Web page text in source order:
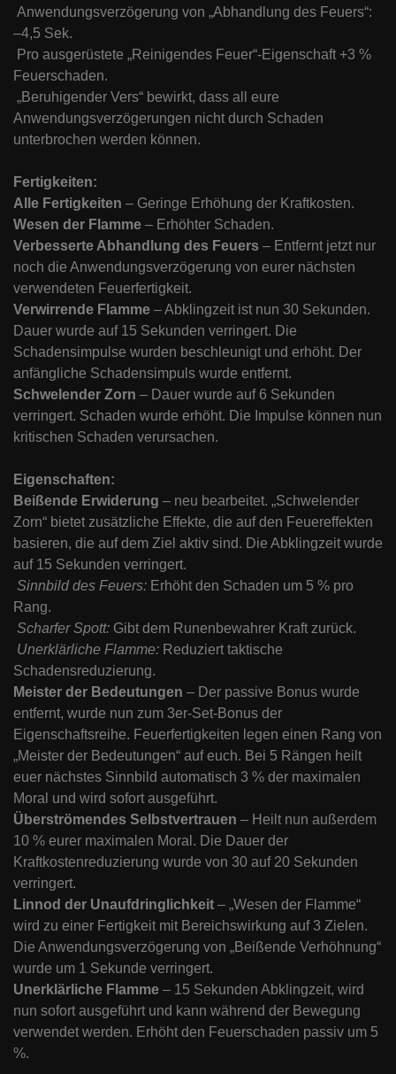
Anwendungsverzögerung von „Abhandlung des Feuers“:
–4,5 Sek.
Pro ausgerüstete „Reinigendes Feuer“-Eigenschaft +3 %
Feuerschaden.
„Beruhigender Vers“ bewirkt, dass all eure
Anwendungsverzögerungen nicht durch Schaden
unterbrochen werden können.
Fertigkeiten:
Alle Fertigkeiten – Geringe Erhöhung der Kraftkosten.
Wesen der Flamme – Erhöhter Schaden.
Verbesserte Abhandlung des Feuers – Entfernt jetzt nur
noch die Anwendungsverzögerung von eurer nächsten
verwendeten Feuerfertigkeit.
Verwirrende Flamme – Abklingzeit ist nun 30 Sekunden.
Dauer wurde auf 15 Sekunden verringert. Die
Schadensimpulse wurden beschleunigt und erhöht. Der
anfängliche Schadensimpuls wurde entfernt.
Schwelender Zorn – Dauer wurde auf 6 Sekunden
verringert. Schaden wurde erhöht. Die Impulse können nun
kritischen Schaden verursachen.
Eigenschaften:
Beißende Erwiderung – neu bearbeitet. „Schwelender
Zorn“ bietet zusätzliche Effekte, die auf den Feuereffekten
basieren, die auf dem Ziel aktiv sind. Die Abklingzeit wurde
auf 15 Sekunden verringert.
Sinnbild des Feuers: Erhöht den Schaden um 5 % pro
Rang.
Scharfer Spott: Gibt dem Runenbewahrer Kraft zurück.
Unerklärliche Flamme: Reduziert taktische
Schadensreduzierung.
Meister der Bedeutungen – Der passive Bonus wurde
entfernt, wurde nun zum 3er-Set-Bonus der
Eigenschaftsreihe. Feuerfertigkeiten legen einen Rang von
„Meister der Bedeutungen“ auf euch. Bei 5 Rängen heilt
euer nächstes Sinnbild automatisch 3 % der maximalen
Moral und wird sofort ausgeführt.
Überströmendes Selbstvertrauen – Heilt nun außerdem
10 % eurer maximalen Moral. Die Dauer der
Kraftkostenreduzierung wurde von 30 auf 20 Sekunden
verringert.
Linnod der Unaufdringlichkeit – „Wesen der Flamme“
wird zu einer Fertigkeit mit Bereichswirkung auf 3 Zielen.
Die Anwendungsverzögerung von „Beißende Verhöhnung“
wurde um 1 Sekunde verringert.
Unerklärliche Flamme – 15 Sekunden Abklingzeit, wird
nun sofort ausgeführt und kann während der Bewegung
verwendet werden. Erhöht den Feuerschaden passiv um 5
%.